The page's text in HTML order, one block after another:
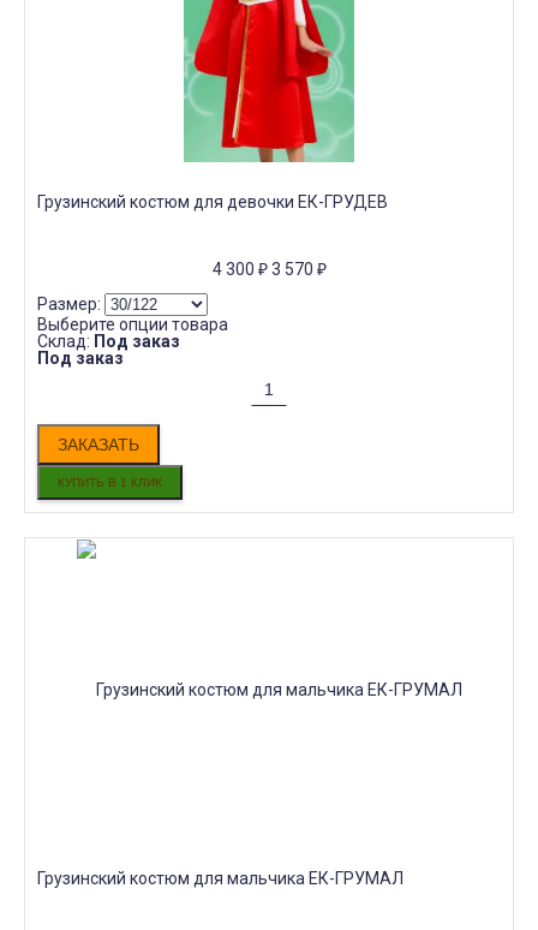
Грузинский костюм для девочки ЕК-ГРУДЕВ
4 300 ₽ 3 570 ₽
Размер:
Выберите опции товара
Склад: Под заказ
Под заказ
ЗАКАЗАТЬ
Грузинский костюм для мальчика ЕК-ГРУМАЛ